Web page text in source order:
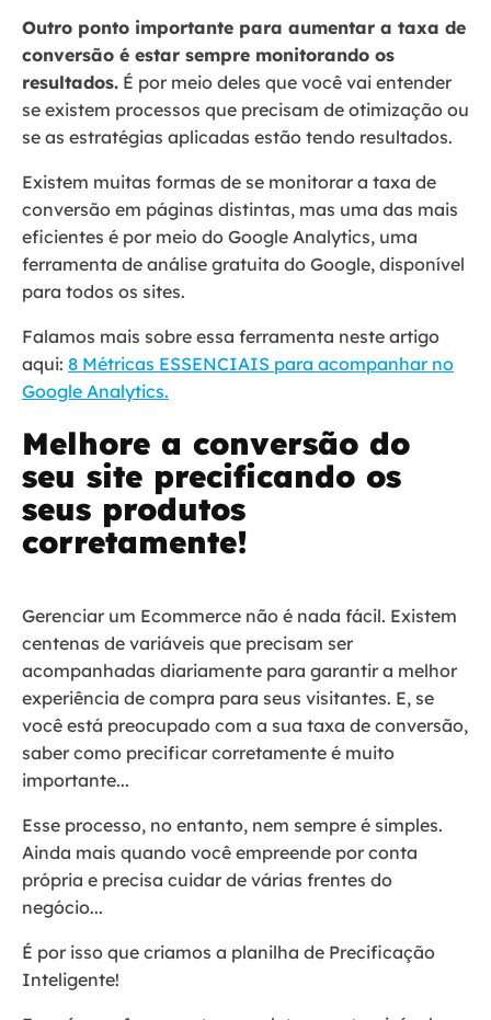
Outro ponto importante para aumentar a taxa de
conversão é estar sempre monitorando os
resultados. É por meio deles que você vai entender
se existem processos que precisam de otimização ou
se as estratégias aplicadas estão tendo resultados.
Existem muitas formas de se monitorar a taxa de
conversão em páginas distintas, mas uma das mais
eficientes é por meio do Google Analytics, uma
ferramenta de análise gratuita do Google, disponível
para todos os sites.
Falamos mais sobre essa ferramenta neste artigo
aqui: 8 Métricas ESSENCIAIS para acompanhar no
Google Analytics.
Melhore a conversão do
seu site precificando os
seus produtos
corretamente!
Gerenciar um Ecommerce não é nada fácil. Existem
centenas de variáveis que precisam ser
acompanhadas diariamente para garantir a melhor
experiência de compra para seus visitantes. E, se
você está preocupado com a sua taxa de conversão,
saber como precificar corretamente é muito
importante...
Esse processo, no entanto, nem sempre é simples.
Ainda mais quando você empreende por conta
própria e precisa cuidar de várias frentes do
negócio...
É por isso que criamos a planilha de Precificação
Inteligente!